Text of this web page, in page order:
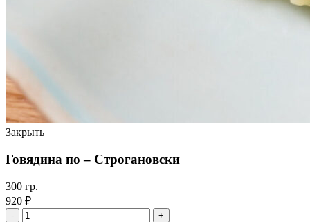
Закрыть
Говядина по – Строгановски
300 гр.
920 ₽
Количество